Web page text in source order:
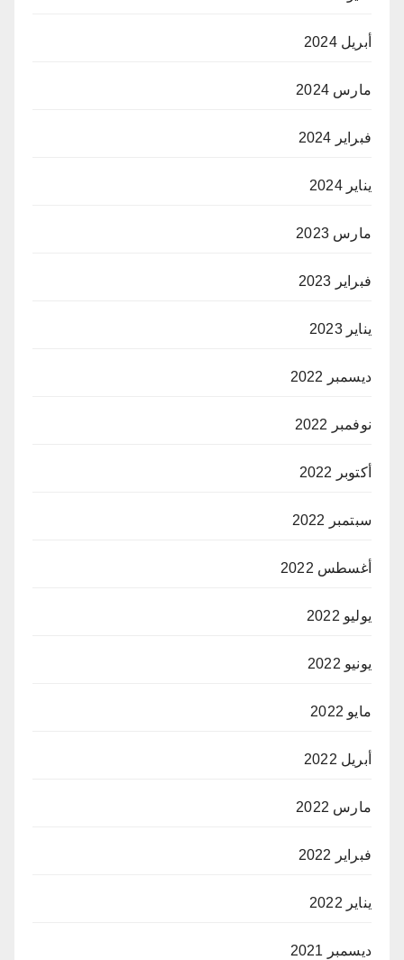
أبريل 2024
مارس 2024
فبراير 2024
يناير 2024
مارس 2023
فبراير 2023
يناير 2023
ديسمبر 2022
نوفمبر 2022
أكتوبر 2022
سبتمبر 2022
أغسطس 2022
يوليو 2022
يونيو 2022
مايو 2022
أبريل 2022
مارس 2022
فبراير 2022
يناير 2022
ديسمبر 2021